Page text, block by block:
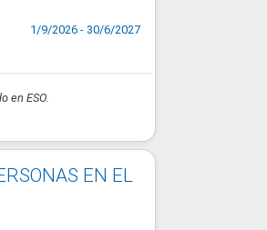
1/9/2026 - 30/6/2027
en ESO.
EN EL